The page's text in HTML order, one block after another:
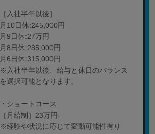
［入社半年以後］
月10日休:245,000円
月9日休:27万円
月8日休:285,000円
月6日休:315,000円
※入社半年以後、給与と休日のバランス
を選択可能となります。
・ショートコース
［月給制］23万円-
※経験や状況に応じて変動可能性有り